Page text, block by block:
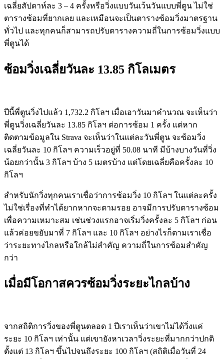
เฉลี่ยสัปดาห์ละ 3 – 4 ครั้งหรือวิ่งแบบวันเว้นวันแบบพี่ตูน ไม่ใช่
ตารางซ้อมที่ยากเลย และเหมือนจะเป็นตารางซ้อมวิ่งมาตรฐาน
ทั่วไป และทุกคนก็สามารถปรับตารางความถี่ในการซ้อมวิ่งแบบ
พี่ตูนได้
ซ้อมวิ่งเฉลี่ยวันละ 13.85 กิโลเมตร
ปีนี้พี่ตูนวิ่งไปแล้ว 1,732.2 กิโลฯ เมื่อเอาวันมาคำนวณ จะเห็นว่า
พี่ตูนวิ่งเฉลี่ยวันละ 13.85 กิโลฯ ต่อการซ้อม 1 ครั้ง แต่หาก
ติดตามข้อมูลใน Strava จะเห็นว่าในแต่ละวันพี่ตูน จะซ้อมวิ่ง
เฉลี่ยวันละ 10 กิโลฯ ความเร็วอยู่ที่ 50.08 นาที มีบ้างบางวันที่วิ่ง
น้อยกว่านั้น 3 กิโลฯ บ้าง 5 เมตรบ้าง แต่โดยเฉลี่ยคือครั้งละ 10
กิโลฯ
สำหรับนักวิ่งทุกคนเราเชื่อว่าการซ้อมวิ่ง 10 กิโลฯ ในแต่ละครั้ง
ไม่ใช่เรื่องที่ทำได้ยากหากจะตามรอย อาจมีการปรับตารางซ้อม
เพื่อความเหมาะสม เช่นช่วงแรกอาจเริ่มวิ่งครั้งละ 5 กิโลฯ ก่อน
แล้วค่อยขยับมาที่ 7 กิโลฯ และ 10 กิโลฯ อย่างไรก็ตามเราเชื่อ
ว่าระยะทางไกลหรือใกล้ไม่สำคัญ ความถี่ในการซ้อมสำคัญ
กว่า
เมื่อมีโอกาสควรซ้อมวิ่งระยะไกลบ้าง
จากสถิติการวิ่งของพี่ตูนตลอด 1 ปีเราเห็นว่าเขาไม่ได้วิ่งแค่
ระยะ 10 กิโลฯ เท่านั้น แต่เขายังหาเวลาวิ่งระยะที่มากกว่าปกติ
ตั้งแต่ 13 กิโลฯ ขึ้นไปจนถึงระยะ 100 กิโลฯ (สถิติเมื่อวันที่ 24